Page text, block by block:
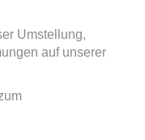
Umstellung,
auf unserer